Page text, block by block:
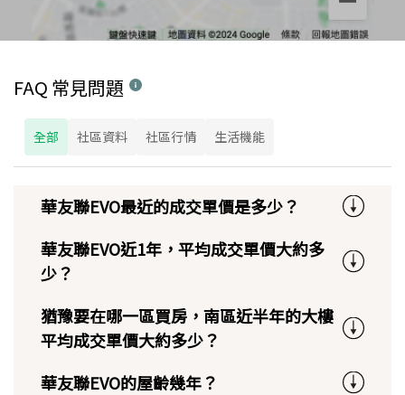
FAQ 常見問題
全部 社區資料 社區行情 生活機能
華友聯EVO最近的成交單價是多少？
華友聯EVO近1年，平均成交單價大約多
少？
猶豫要在哪一區買房，南區近半年的大樓
平均成交單價大約多少？
華友聯EVO的屋齡幾年？